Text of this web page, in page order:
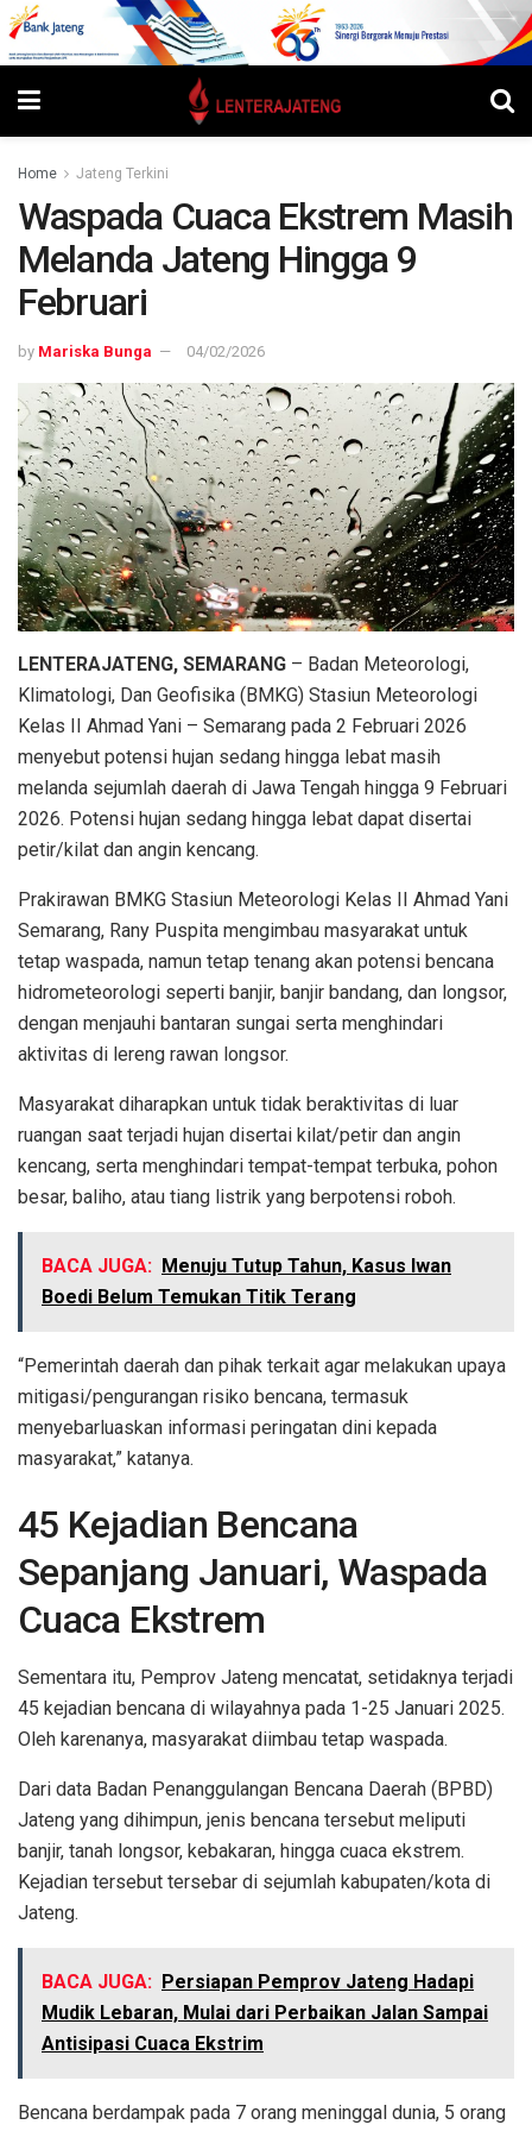
Home Jateng Terkini
Waspada Cuaca Ekstrem Masih
Melanda Jateng Hingga 9
Februari
by Mariska Bunga 04/02/2026
LENTERAJATENG, SEMARANG – Badan Meteorologi,
Klimatologi, Dan Geofisika (BMKG) Stasiun Meteorologi
Kelas II Ahmad Yani – Semarang pada 2 Februari 2026
menyebut potensi hujan sedang hingga lebat masih
melanda sejumlah daerah di Jawa Tengah hingga 9 Februari
2026. Potensi hujan sedang hingga lebat dapat disertai
petir/kilat dan angin kencang.
Prakirawan BMKG Stasiun Meteorologi Kelas II Ahmad Yani
Semarang, Rany Puspita mengimbau masyarakat untuk
tetap waspada, namun tetap tenang akan potensi bencana
hidrometeorologi seperti banjir, banjir bandang, dan longsor,
dengan menjauhi bantaran sungai serta menghindari
aktivitas di lereng rawan longsor.
Masyarakat diharapkan untuk tidak beraktivitas di luar
ruangan saat terjadi hujan disertai kilat/petir dan angin
kencang, serta menghindari tempat-tempat terbuka, pohon
besar, baliho, atau tiang listrik yang berpotensi roboh.
BACA JUGA: Menuju Tutup Tahun, Kasus Iwan
Boedi Belum Temukan Titik Terang
“Pemerintah daerah dan pihak terkait agar melakukan upaya
mitigasi/pengurangan risiko bencana, termasuk
menyebarluaskan informasi peringatan dini kepada
masyarakat,” katanya.
45 Kejadian Bencana
Sepanjang Januari, Waspada
Cuaca Ekstrem
Sementara itu, Pemprov Jateng mencatat, setidaknya terjadi
45 kejadian bencana di wilayahnya pada 1-25 Januari 2025.
Oleh karenanya, masyarakat diimbau tetap waspada.
Dari data Badan Penanggulangan Bencana Daerah (BPBD)
Jateng yang dihimpun, jenis bencana tersebut meliputi
banjir, tanah longsor, kebakaran, hingga cuaca ekstrem.
Kejadian tersebut tersebar di sejumlah kabupaten/kota di
Jateng.
BACA JUGA: Persiapan Pemprov Jateng Hadapi
Mudik Lebaran, Mulai dari Perbaikan Jalan Sampai
Antisipasi Cuaca Ekstrim
Bencana berdampak pada 7 orang meninggal dunia, 5 orang